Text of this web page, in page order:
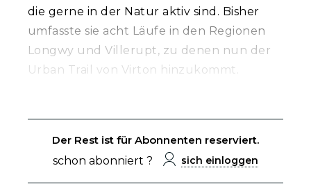
die gerne in der Natur aktiv sind. Bisher
umfasste sie acht Läufe in den Regionen
Longwy und Villerupt, zu denen nun der
Urban Trail von Virton hinzukommt.
Der Rest ist für Abonnenten reserviert.
schon abonniert ?
sich einloggen